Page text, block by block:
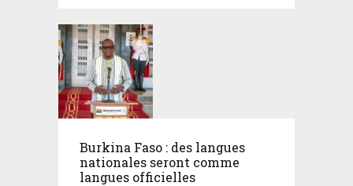
Burkina Faso : des langues
nationales seront comme
langues officielles